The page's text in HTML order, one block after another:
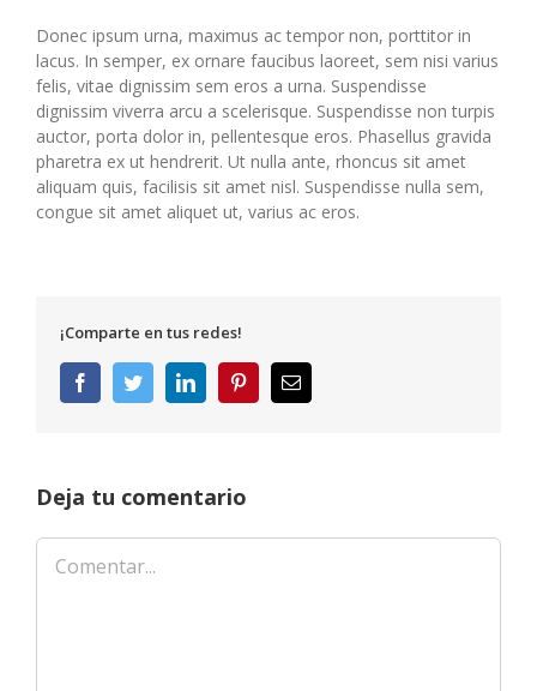
Donec ipsum urna, maximus ac tempor non, porttitor in
lacus. In semper, ex ornare faucibus laoreet, sem nisi varius
felis, vitae dignissim sem eros a urna. Suspendisse
dignissim viverra arcu a scelerisque. Suspendisse non turpis
auctor, porta dolor in, pellentesque eros. Phasellus gravida
pharetra ex ut hendrerit. Ut nulla ante, rhoncus sit amet
aliquam quis, facilisis sit amet nisl. Suspendisse nulla sem,
congue sit amet aliquet ut, varius ac eros.
¡Comparte en tus redes!
FacebookTwitterLinkedInPinterestCorreo
electrónico
Deja tu comentario
Comentar